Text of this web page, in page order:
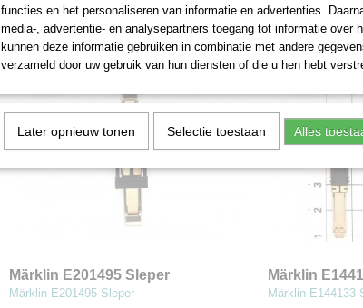
Märklin E201495 Sleper
Märklin E201495 Sleper
Märklin
Märklin E144133
functies en het personaliseren van informatie en advertenties.
media-, advertentie- en analysepartners toegang tot informatie over
kunnen deze informatie gebruiken in combinatie met andere
verzameld door uw gebruik van hun diensten of die u hen hebt
Later opnieuw tonen Selectie toestaan Alles